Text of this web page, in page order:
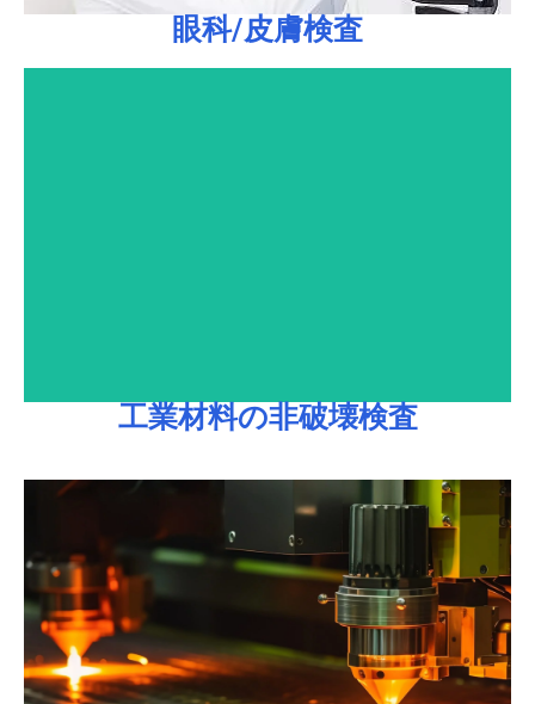
眼科/皮膚検査
工業材料の非破壊検査
OCT光路は加工光路と同軸で簡単に統合可能です： 1.
レーザー加工OCTオンライン溶融深さ監視システム：
OCT検出光路は加工光路と同軸で、溶接の溶融深さを
リアルタイムで監視できます。
2. レーザー精密穴あけ（0.5mm孔径）作業物のOCT画
像：振鏡を使用して、一定範囲内で加工輪郭の検出が